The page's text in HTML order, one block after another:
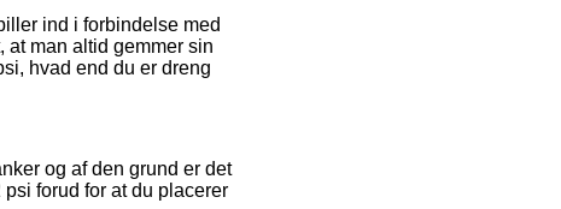
ind i forbindelse med
at man altid gemmer sin
hvad end du er dreng
og af den grund er det
forud for at du placerer